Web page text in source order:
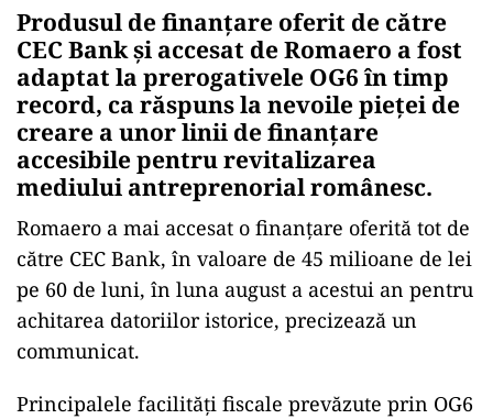
Produsul de finanțare oferit de către
CEC Bank și accesat de Romaero a fost
adaptat la prerogativele OG6 în timp
record, ca răspuns la nevoile pieței de
creare a unor linii de finanțare
accesibile pentru revitalizarea
mediului antreprenorial românesc.
Romaero a mai accesat o finanțare oferită tot de
către CEC Bank, în valoare de 45 milioane de lei
pe 60 de luni, în luna august a acestui an pentru
achitarea datoriilor istorice, precizează un
communicat.
Principalele facilități fiscale prevăzute prin OG6